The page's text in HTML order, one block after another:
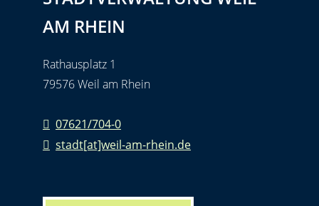
AM RHEIN
Rathausplatz 1
79576 Weil am Rhein
07621/704-0
stadt[at]weil-am-rhein.de